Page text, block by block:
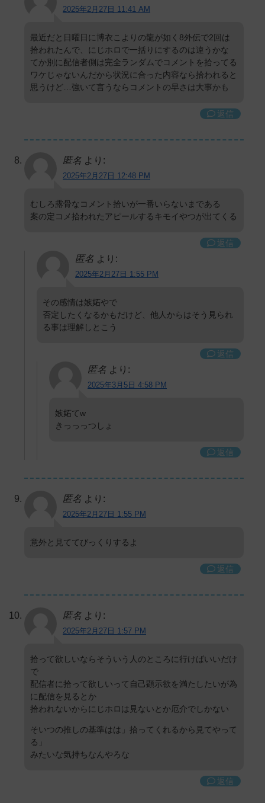
2025年2月27日 11:41 AM
最近だと日曜日に博衣こよりの龍が如く8外伝で2回は
拾われたんで、にじホロで一括りにするのは違うかな
てか別に配信者側は完全ランダムでコメントを拾ってる
ワケじゃないんだから状況に合った内容なら拾われると
思うけど…強いて言うならコメントの早さは大事かも
返信
匿名 より:
2025年2月27日 12:48 PM
むしろ露骨なコメント拾いが一番いらないまである
案の定コメ拾われたアピールするキモイやつが出てくる
返信
匿名 より:
2025年2月27日 1:55 PM
その感情は嫉妬やで
否定したくなるかもだけど、他人からはそう見られ
る事は理解しとこう
返信
匿名 より:
2025年3月5日 4:58 PM
嫉妬てw
きっっっつしょ
返信
匿名 より:
2025年2月27日 1:55 PM
意外と見ててびっくりするよ
返信
匿名 より:
2025年2月27日 1:57 PM
拾って欲しいならそういう人のところに行けばいいだけ
で
配信者に拾って欲しいって自己顕示欲を満たしたいが為
に配信を見るとか
拾われないからにじホロは見ないとか厄介でしかない
そいつの推しの基準はは」拾ってくれるから見てやって
る」
みたいな気持ちなんやろな
返信